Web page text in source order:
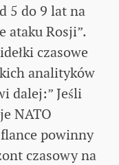
5 do 9 lat na
ataku Rosji”.
czasowe
analityków
dalej:” Jeśli
NATO
powinny
czasowy na